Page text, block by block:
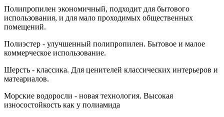
Полипропилен экономичный, подходит для бытового
использования, и для мало проходимых общественных
помещений.
Полиэстер - улучшенный полипропилен. Бытовое и малое
коммерческое использование.
Шерсть - классика. Для ценителей классических интерьеров и
матеариалов.
Морские водоросли - новая технология. Высокая
износостойкость как у полиамида